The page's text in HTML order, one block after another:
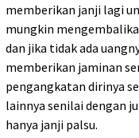
memberikan janji lagi
mungkin
dan jika tidak ada
memberikan jaminan
pengangkatan dirinya
lainnya senilai dengan
hanya janji palsu.